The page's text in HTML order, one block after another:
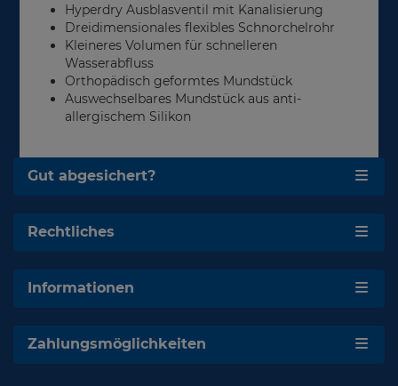
Hyperdry Ausblasventil mit Kanalisierung
Dreidimensionales flexibles Schnorchelrohr
Kleineres Volumen für schnelleren
Wasserabfluss
Orthopädisch geformtes Mundstück
Auswechselbares Mundstück aus anti-
allergischem Silikon
Gut abgesichert?
Rechtliches
Informationen
Zahlungsmöglichkeiten